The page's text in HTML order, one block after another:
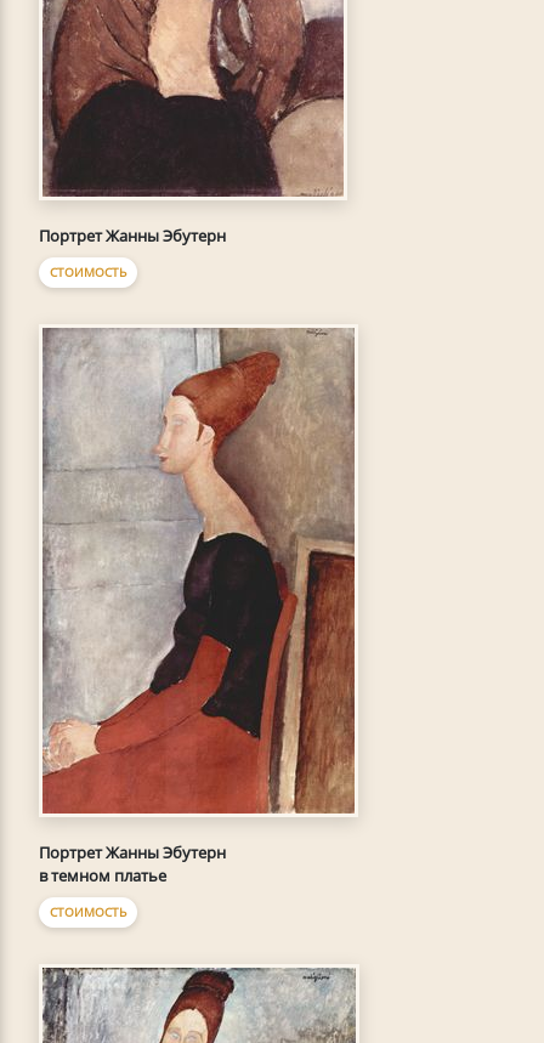
Портрет Жанны Эбутерн
СТОИМОСТЬ
Портрет Жанны Эбутерн
в темном платье
СТОИМОСТЬ